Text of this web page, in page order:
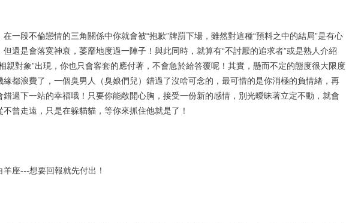
在一段不倫戀情的三角關係中你就會被“抱歉”牌罰下場，雖然對這種“預料之中的結局”是有心
但還是會落寞神衰，萎靡地度過一陣子！與此同時，就算有“不討厭的追求者”或是熟人介紹
親對象”出現，你也只會客套的應付著，不會急於給答覆呢！其實，懸而不定的態度很大限度
緣都浪費了，一個臭男人（臭娘們兒）錯過了沒啥可念的，最可惜的是你消極的負情緒，再
錯過下一站的幸福哦！只要你能敞開心胸，接受一份新的感情，別光曖昧著立定不動，就會
不曾走遠，只是在躲貓貓，等你來抓住他就是了！
羊座---想要回報就先付出！